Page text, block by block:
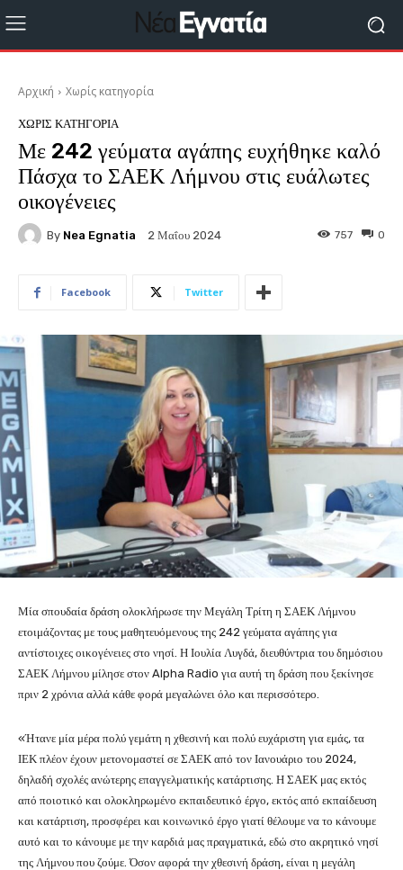
Αρχική Χωρίς κατηγορία
ΧΩΡΊΣ ΚΑΤΗΓΟΡΊΑ
Με 242 γεύματα αγάπης ευχήθηκε καλό
Πάσχα το ΣΑΕΚ Λήμνου στις ευάλωτες
οικογένειες
By Nea Egnatia 2 Μαΐου 2024 0
757
Facebook Twitter
Μία σπουδαία δράση ολοκλήρωσε την Μεγάλη Τρίτη η ΣΑΕΚ Λήμνου
ετοιμάζοντας με τους μαθητευόμενους της 242 γεύματα αγάπης για
αντίστοιχες οικογένειες στο νησί. Η Ιουλία Λυγδά, διευθύντρια του δημόσιου
ΣΑΕΚ Λήμνου μίλησε στον Alpha Radio για αυτή τη δράση που ξεκίνησε
πριν 2 χρόνια αλλά κάθε φορά μεγαλώνει όλο και περισσότερο.
«Ήτανε μία μέρα πολύ γεμάτη η χθεσινή και πολύ ευχάριστη για εμάς, τα
ΙΕΚ πλέον έχουν μετονομαστεί σε ΣΑΕΚ από τον Ιανουάριο του 2024,
δηλαδή σχολές ανώτερης επαγγελματικής κατάρτισης. Η ΣΑΕΚ μας εκτός
από ποιοτικό και ολοκληρωμένο εκπαιδευτικό έργο, εκτός από εκπαίδευση
και κατάρτιση, προσφέρει και κοινωνικό έργο γιατί θέλουμε να το κάνουμε
αυτό και το κάνουμε με την καρδιά μας πραγματικά, εδώ στο ακρητικό νησί
της Λήμνου που ζούμε. Όσον αφορά την χθεσινή δράση, είναι η μεγάλη